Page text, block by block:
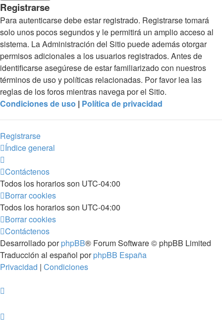
Registrarse
Para autenticarse debe estar registrado. Registrarse tomará
solo unos pocos segundos y le permitirá un amplio acceso al
sistema. La Administración del Sitio puede además otorgar
permisos adicionales a los usuarios registrados. Antes de
identificarse asegúrese de estar familiarizado con nuestros
términos de uso y políticas relacionadas. Por favor lea las
reglas de los foros mientras navega por el Sitio.
Condiciones de uso | Política de privacidad
Registrarse
Índice general
Contáctenos
Todos los horarios son UTC-04:00
Borrar cookies
Todos los horarios son UTC-04:00
Borrar cookies
Contáctenos
Desarrollado porphpBB® Forum Software © phpBB Limited
Traducción al español porphpBB España
Privacidad | Condiciones